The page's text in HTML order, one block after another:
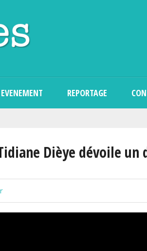
EVENEMENT REPORTAGE
Dièye dévoile un